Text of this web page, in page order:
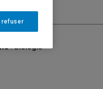
: Biologie
refuser